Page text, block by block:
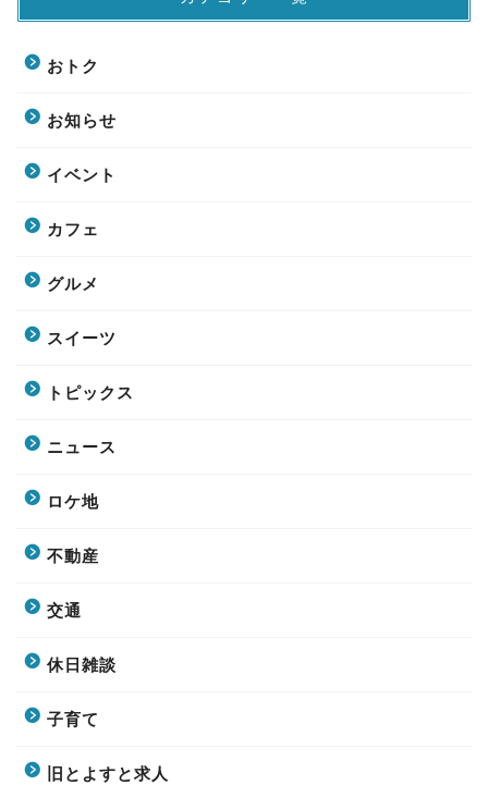
おトク
お知らせ
イベント
カフェ
グルメ
スイーツ
トピックス
ニュース
ロケ地
不動産
交通
休日雑談
子育て
旧とよすと求人